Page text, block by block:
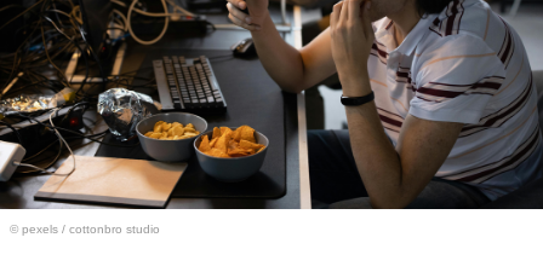
© pexels / cottonbro studio